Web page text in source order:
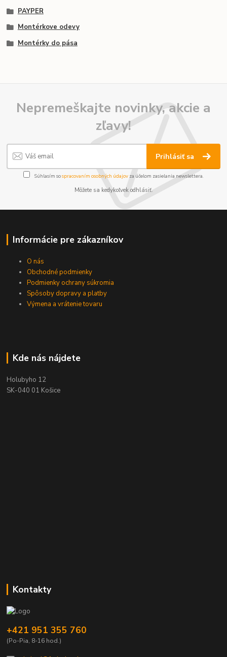
PAYPER
Montérkove odevy
Montérky do pása
Nepremeškajte novinky, akcie a
zľavy!
Prihlásiť sa
Súhlasím sospracovaním osobných údajov za účelom zasielania newslettera.
Môžete sa kedykoľvek odhlásiť.
Informácie pre zákazníkov
O nás
Obchodné podmienky
Podmienky ochrany súkromia
Spôsoby dopravy a platby
Výmena a vrátenie tovaru
Kde nás nájdete
Holubyho 12
SK-040 01 Košice
Kontakty
+421 951 355 760
(Po-Pia, 8-16 hod.)